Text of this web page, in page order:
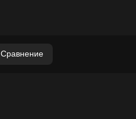
Сравнение